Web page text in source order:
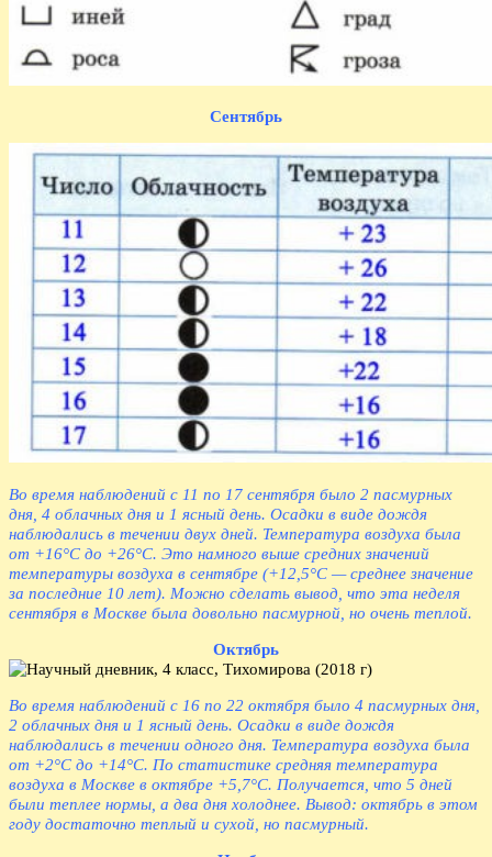
Сентябрь
Во время наблюдений с 11 по 17 сентября было 2 пасмурных
дня, 4 облачных дня и 1 ясный день. Осадки в виде дождя
наблюдались в течении двух дней. Температура воздуха была
от +16°С до +26°С. Это намного выше средних значений
температуры воздуха в сентябре (+12,5°С — среднее значение
за последние 10 лет). Можно сделать вывод, что эта неделя
сентября в Москве была довольно пасмурной, но очень теплой.
Октябрь
Во время наблюдений с 16 по 22 октября было 4 пасмурных дня,
2 облачных дня и 1 ясный день. Осадки в виде дождя
наблюдались в течении одного дня. Температура воздуха была
от +2°С до +14°С. По статистике средняя температура
воздуха в Москве в октябре +5,7°С. Получается, что 5 дней
были теплее нормы, а два дня холоднее. Вывод: октябрь в этом
году достаточно теплый и сухой, но пасмурный.